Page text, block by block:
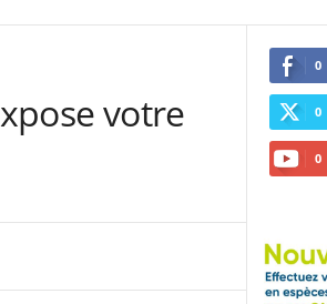
votre
0
0
0